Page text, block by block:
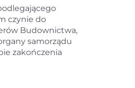
czynie do
Budownictwa,
samorządu
zakończenia